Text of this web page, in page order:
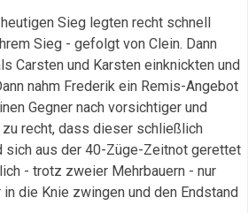
Sieg legten recht schnell
Sieg - gefolgt von Clein. Dann
Carsten und Karsten einknickten und
nahm Frederik ein Remis-Angebot
Gegner nach vorsichtiger und
recht, dass dieser schließlich
sich aus der 40-Züge-Zeitnot gerettet
- trotz zweier Mehrbauern - nur
die Knie zwingen und den Endstand